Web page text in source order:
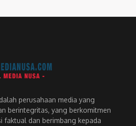
perusahaan media yang
berintegritas, yang berkomitmen
faktual dan berimbang kepada